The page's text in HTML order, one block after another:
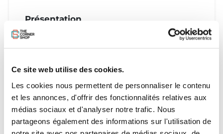
Ce site web utilise des cookies.
Les cookies nous permettent de personnaliser le contenu
et les annonces, d'offrir des fonctionnalités relatives aux
médias sociaux et d'analyser notre trafic. Nous
partageons également des informations sur l'utilisation de
Présentation
Board utilisée lors des sessions test Slingshot.